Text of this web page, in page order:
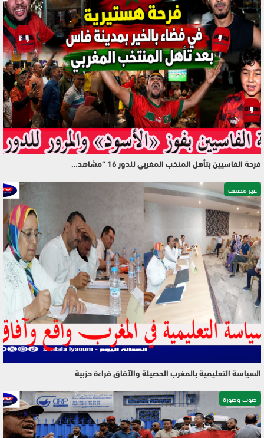
فرحة الفاسيين بتأهل المنخب المغربي للدور 16 “مشاهد…
غير مصنف
السياسة التعليمية بالمغرب الحصيلة والآفاق قراءة حزبية
صوت وصورة